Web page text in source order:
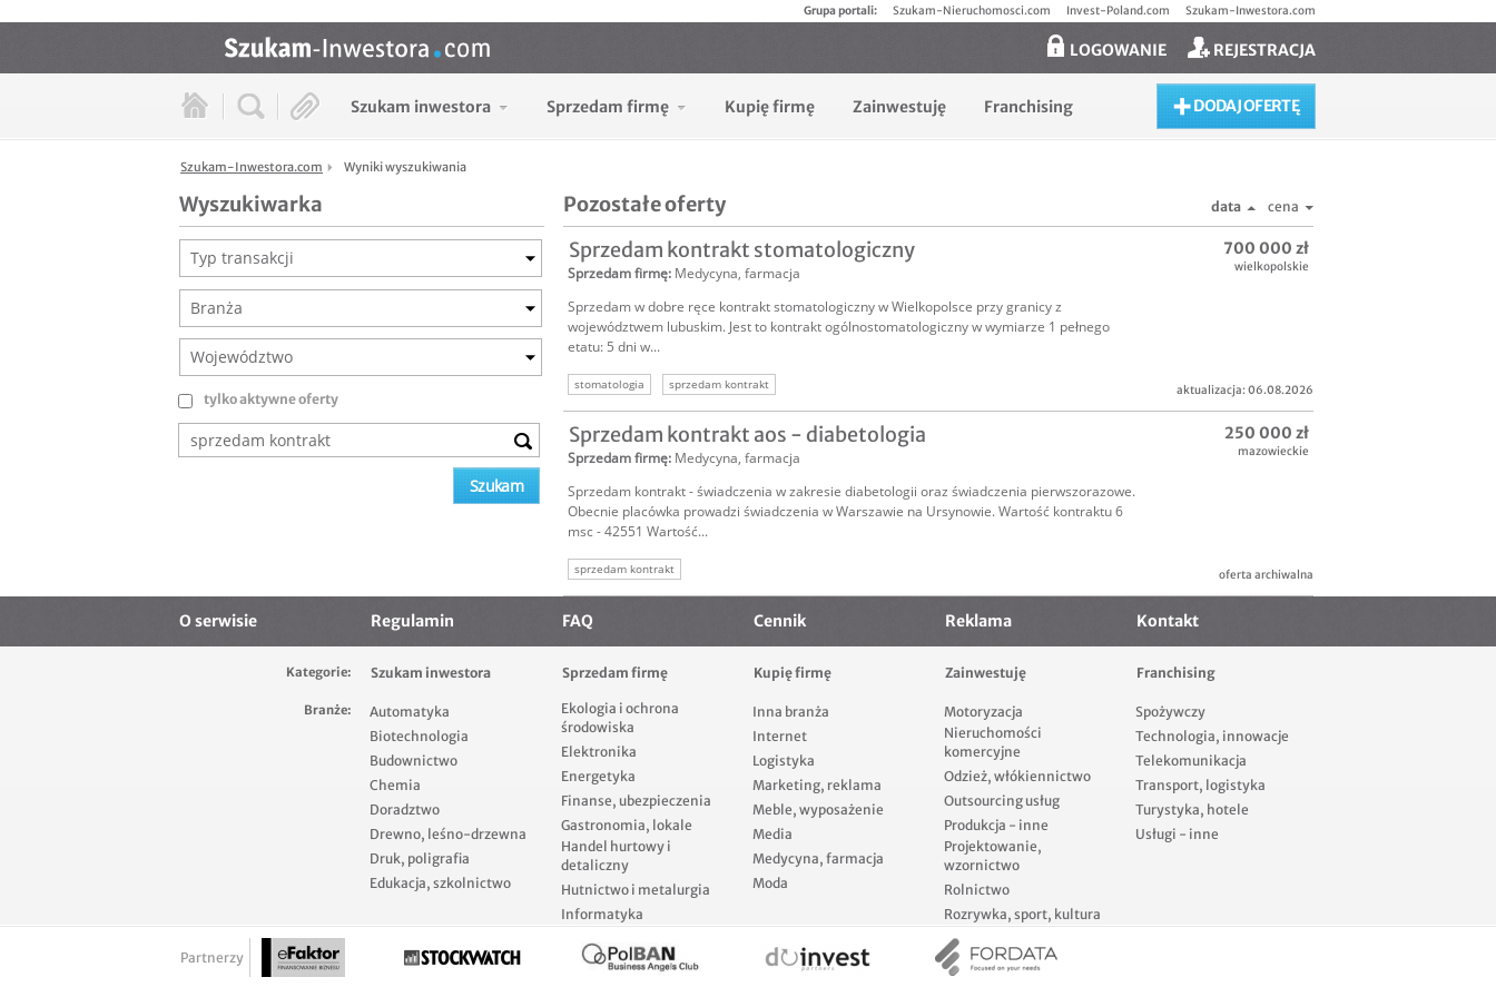
Grupa portali: Szukam-Nieruchomosci.com Invest-Poland.com Szukam-Inwestora.com
LOGOWANIE REJESTRACJA
Szukam inwestora Sprzedam firmę Kupię firmę Zainwestuję Franchising DODAJ OFERTĘ
Szukam-Inwestora.com Wyniki wyszukiwania
Wyszukiwarka
Typ transakcji
Branża
Województwo
tylko aktywne oferty
data cena
Pozostałe oferty
Sprzedam kontrakt stomatologiczny
Sprzedam firmę: Medycyna, farmacja
Sprzedam w dobre ręce kontrakt stomatologiczny w Wielkopolsce przy granicy z
województwem lubuskim. Jest to kontrakt ogólnostomatologiczny w wymiarze 1 pełnego
etatu: 5 dni w...
stomatologia sprzedam kontrakt
700 000 zł
wielkopolskie
aktualizacja: 06.08.2026
Sprzedam kontrakt aos - diabetologia
Sprzedam firmę: Medycyna, farmacja
Sprzedam kontrakt - świadczenia w zakresie diabetologii oraz świadczenia pierwszorazowe.
Obecnie placówka prowadzi świadczenia w Warszawie na Ursynowie. Wartość kontraktu 6
msc - 42551 Wartość...
sprzedam kontrakt
250 000 zł
mazowieckie
oferta archiwalna
O serwisie Regulamin FAQ Cennik Reklama Kontakt
Kategorie: Szukam inwestora Sprzedam firmę Kupię firmę Zainwestuję Franchising
Branże:
Automatyka
Biotechnologia
Budownictwo
Chemia
Doradztwo
Drewno, leśno-drzewna
Druk, poligrafia
Edukacja, szkolnictwo
Ekologia i ochrona
środowiska
Elektronika
Energetyka
Finanse, ubezpieczenia
Gastronomia, lokale
Handel hurtowy i
detaliczny
Hutnictwo i metalurgia
Informatyka
Inna branża
Internet
Logistyka
Marketing, reklama
Meble, wyposażenie
Media
Medycyna, farmacja
Moda
Motoryzacja
Nieruchomości
komercyjne
Odzież, włókiennictwo
Outsourcing usług
Produkcja - inne
Projektowanie,
wzornictwo
Rolnictwo
Rozrywka, sport, kultura
Spożywczy
Technologia, innowacje
Telekomunikacja
Transport, logistyka
Turystyka, hotele
Usługi - inne
Partnerzy